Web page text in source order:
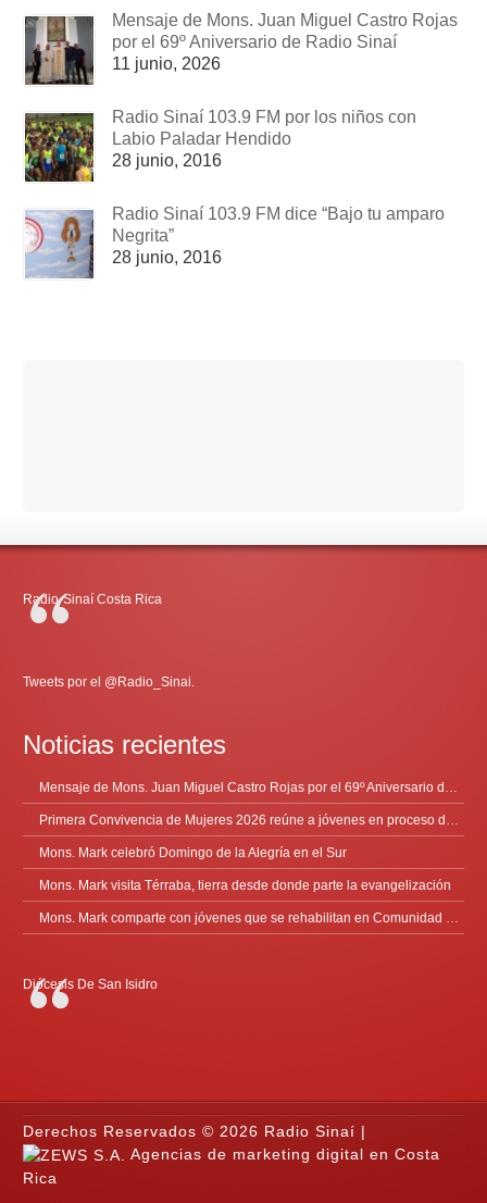
Mensaje de Mons. Juan Miguel Castro Rojas
por el 69º Aniversario de Radio Sinaí
11 junio, 2026
Radio Sinaí 103.9 FM por los niños con
Labio Paladar Hendido
28 junio, 2016
Radio Sinaí 103.9 FM dice “Bajo tu amparo
Negrita”
28 junio, 2016
Radio-Sinaí Costa Rica
Tweets por el @Radio_Sinai.
Noticias recientes
Mons. Mark celebró Domingo de la Alegría en el Sur
Mons. Mark visita Térraba, tierra desde donde parte la evangelización
Diócesis De San Isidro
Derechos Reservados © 2026 Radio Sinaí |
Agencias de marketing digital en Costa
Rica